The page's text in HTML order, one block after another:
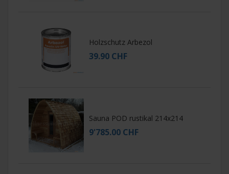
Holzschutz Arbezol
39.90 CHF
Sauna POD rustikal 214x214
9'785.00 CHF